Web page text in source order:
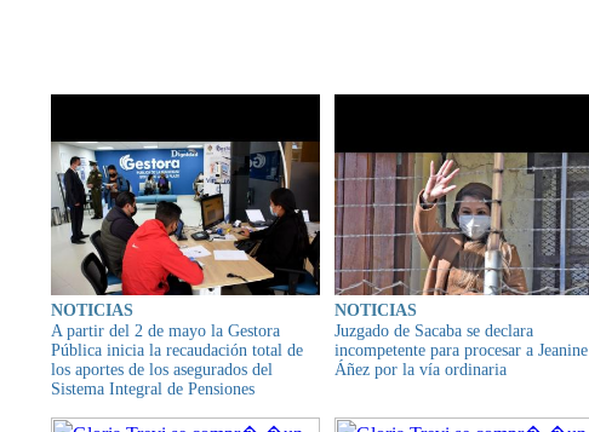
NOTICIAS
A partir del 2 de mayo la Gestora
Pública inicia la recaudación total de
los aportes de los asegurados del
Sistema Integral de Pensiones
NOTICIAS
Juzgado de Sacaba se declara
incompetente para procesar a Jeanine
Áñez por la vía ordinaria